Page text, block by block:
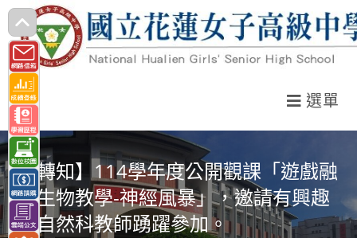
跳
轉
至
主
要
內
容
選單
【轉知】114學年度公開觀課「遊戲融
入生物教學-神經風暴」，邀請有興趣
之自然科教師踴躍參加。